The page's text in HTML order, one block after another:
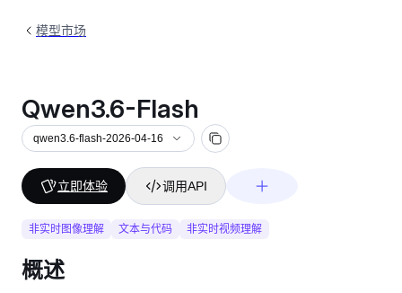
模型市场
Qwen3.6-Flash
qwen3.6-flash-2026-04-16
立即体验 调用API
非实时图像理解 文本与代码 非实时视频理解
概述